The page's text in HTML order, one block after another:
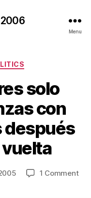
2006
Menu
solo
con
después
1 Commenton